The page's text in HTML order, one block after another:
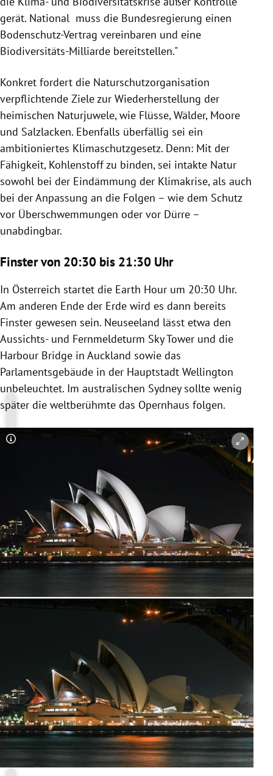
gerät. National muss die Bundesregierung einen
Bodenschutz-Vertrag vereinbaren und eine
Biodiversitäts-Milliarde bereitstellen."
Konkret fordert die Naturschutzorganisation
verpflichtende Ziele zur Wiederherstellung der
heimischen Naturjuwele, wie Flüsse, Wälder, Moore
und Salzlacken. Ebenfalls überfällig sei ein
ambitioniertes Klimaschutzgesetz. Denn: Mit der
Fähigkeit, Kohlenstoff zu binden, sei intakte Natur
sowohl bei der Eindämmung der Klimakrise, als auch
bei der Anpassung an die Folgen – wie dem Schutz
vor Überschwemmungen oder vor Dürre –
unabdingbar.
Finster von 20:30 bis 21:30 Uhr
In Österreich startet die Earth Hour um 20:30 Uhr.
Am anderen Ende der Erde wird es dann bereits
Finster gewesen sein. Neuseeland lässt etwa den
Aussichts- und Fernmeldeturm Sky Tower und die
Harbour Bridge in Auckland sowie das
Parlamentsgebäude in der Hauptstadt Wellington
unbeleuchtet. Im australischen Sydney sollte wenig
später die weltberühmte das Opernhaus folgen.
Copyright-Hinweis öffnen/schließen